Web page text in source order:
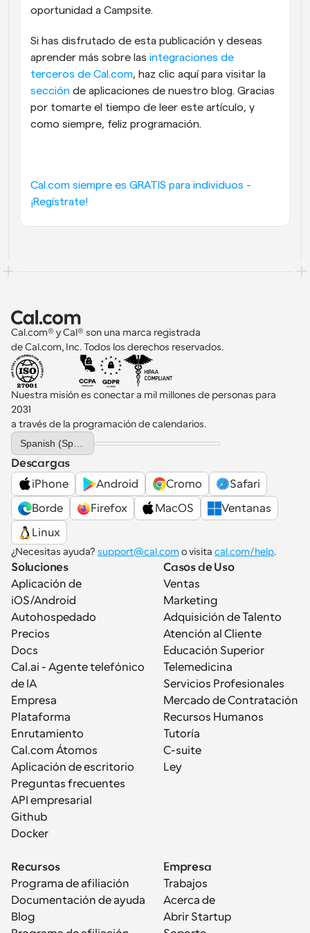
oportunidad a Campsite.
Si has disfrutado de esta publicación y deseas
aprender más sobre las integraciones de
terceros de Cal.com
sección de aplicaciones de nuestro blog. Gracias
por tomarte el tiempo de leer este artículo, y
como siempre, feliz programación.
Cal.com siempre es GRATIS para individuos -
¡Regístrate!
Cal.com® y Cal® son una marca registrada
de Cal.com, Inc. Todos los derechos reservados.
Nuestra misión es conectar a mil millones de personas para
2031
a través de la programación de calendarios.
Select Language
Descargas
iPhone
Android Cromo
Safari
Borde
Firefox MacOS
Ventanas
Linux
¿Necesitas ayuda? support@cal.com o visita cal.com/help.
Soluciones
Aplicación de
iOS/Android
Autohospedado
Precios
Docs
Cal.ai - Agente telefónico
de IA
Empresa
Plataforma
Enrutamiento
Cal.com Átomos
Aplicación de escritorio
Preguntas frecuentes
API empresarial
Github
Docker
Casos de Uso
Ventas
Marketing
Adquisición de Talento
Atención al Cliente
Educación Superior
Telemedicina
Servicios Profesionales
Mercado de Contratación
Recursos Humanos
Tutoría
C-suite
Ley
Recursos
Programa de afiliación
Documentación de ayuda
Blog
Empresa
Trabajos
Acerca de
Abrir Startup